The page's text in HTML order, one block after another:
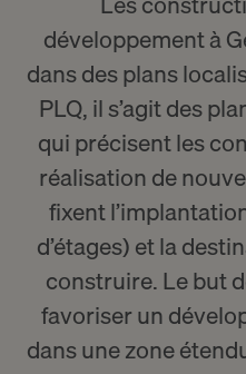
développement à
dans des plans
PLQ, il s’agit des
qui précisent les
réalisation de
fixent
d’étages) et la
construire. Le but
favoriser un
dans une zone